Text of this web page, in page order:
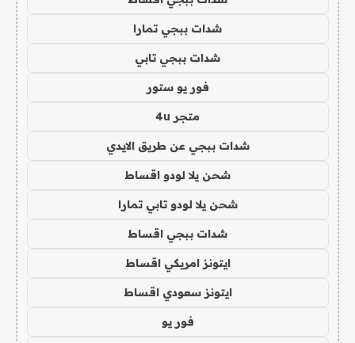
شدات ببجي تمارا
شدات ببجي تابي
فور يو ستور
متجر 4u
شدات ببجي عن طريق الايدي
شحن يلا لودو اقساط
شحن يلا لودو تابي تمارا
شدات ببجي اقساط
ايتونز امريكي اقساط
ايتونز سعودي اقساط
فور يو